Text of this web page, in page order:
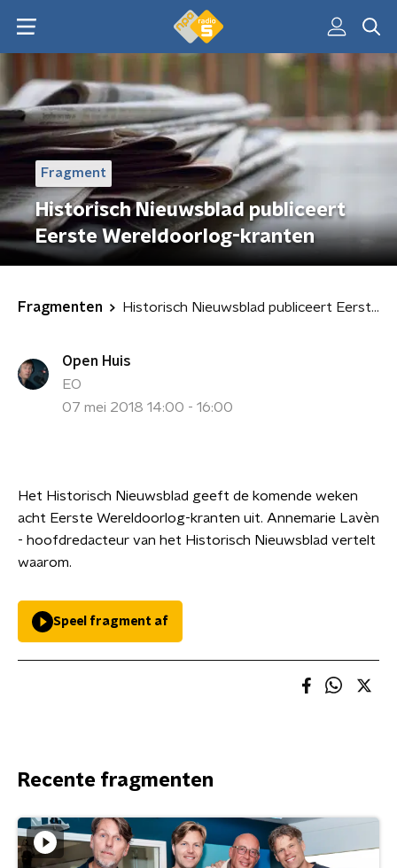
Fragment
Historisch Nieuwsblad publiceert
Eerste Wereldoorlog-kranten
Fragmenten Historisch Nieuwsblad publiceert Eerste Wereldoorlog-kranten
Open Huis
EO
07 mei 2018 14:00 - 16:00
Het Historisch Nieuwsblad geeft de komende weken
acht Eerste Wereldoorlog-kranten uit. Annemarie Lavèn
- hoofdredacteur van het Historisch Nieuwsblad vertelt
waarom.
Speel fragment af
Recente fragmenten